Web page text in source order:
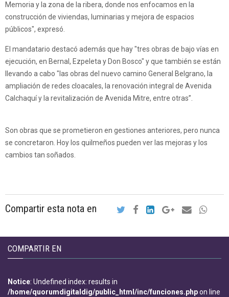
Memoria y la zona de la ribera, donde nos enfocamos en la
construcción de viviendas, luminarias y mejora de espacios
públicos", expresó.
El mandatario destacó además que hay "tres obras de bajo vías en
ejecución, en Bernal, Ezpeleta y Don Bosco" y que también se están
llevando a cabo "las obras del nuevo camino General Belgrano, la
ampliación de redes cloacales, la renovación integral de Avenida
Calchaquí y la revitalización de Avenida Mitre, entre otras”.
Son obras que se prometieron en gestiones anteriores, pero nunca
se concretaron. Hoy los quilmeños pueden ver las mejoras y los
cambios tan soñados.
Compartir esta nota en
COMPARTIR EN
Notice: Undefined index: results in
/home/quorumdigitaldig/public_html/inc/funciones.phpon line